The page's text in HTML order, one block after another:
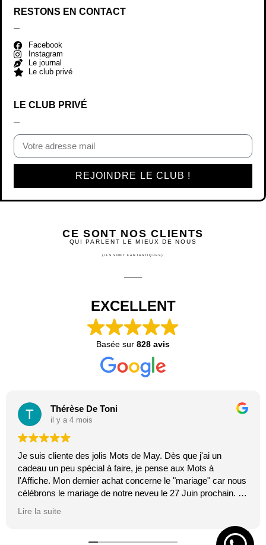
RESTONS EN CONTACT
Facebook
Instagram
Le journal
Le club privé
LE CLUB PRIVÉ
REJOINDRE LE CLUB !
CE SONT NOS CLIENTS
QUI PARLENT LE MIEUX DE NOUS
(ILS SONT FANTASTIQUES)
EXCELLENT
Basée sur 828 avis
Thérèse De Toni
il y a 4 mois
Je suis cliente des jolis Mots de May. Dès que j'ai un
cadeau un peu spécial à faire, je pense aux Mots à
l'Affiche. Mon dernier achat concerne le "mariage" car nous
célébrons le mariage de notre neveu le 27 Juin prochain. Je
Lire la suite